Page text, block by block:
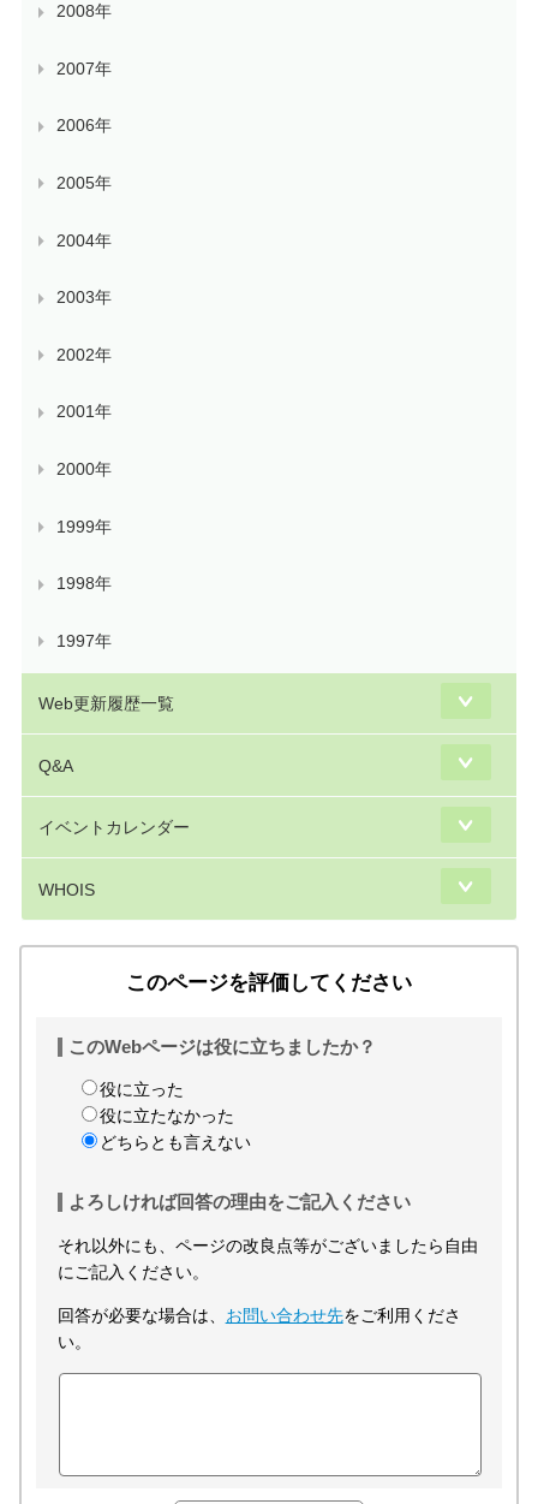
2008年
2007年
2006年
2005年
2004年
2003年
2002年
2001年
2000年
1999年
1998年
1997年
Web更新履歴一覧
Q&A
イベントカレンダー
WHOIS
このページを評価してください
このWebページは役に立ちましたか？
役に立った
役に立たなかった
どちらとも言えない
よろしければ回答の理由をご記入ください
それ以外にも、ページの改良点等がございましたら自由
にご記入ください。
回答が必要な場合は、 お問い合わせ先をご利用くださ
い。